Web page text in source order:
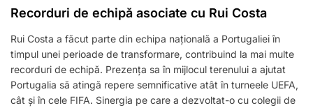
Recorduri de echipă asociate cu Rui Costa
Rui Costa a făcut parte din echipa națională a Portugaliei în
timpul unei perioade de transformare, contribuind la mai multe
recorduri de echipă. Prezența sa în mijlocul terenului a ajutat
Portugalia să atingă repere semnificative atât în turneele UEFA,
cât și în cele FIFA. Sinergia pe care a dezvoltat-o cu colegii de